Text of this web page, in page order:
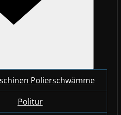
Polierschwämme
Politur